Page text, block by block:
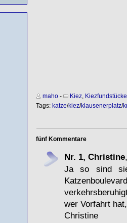
maho- Kiez, Kiezfundstücke
Tags: katze/kiez/klausenerplatz/
fünf Kommentare
Nr. 1, Christine
Ja so sind
wer Vorfahrt
Christine